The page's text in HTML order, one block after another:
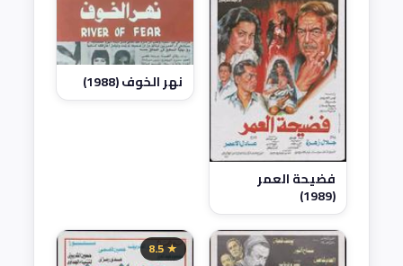
فضيحة العمر
(1989)
نهر الخوف (1988)
★ 8.5